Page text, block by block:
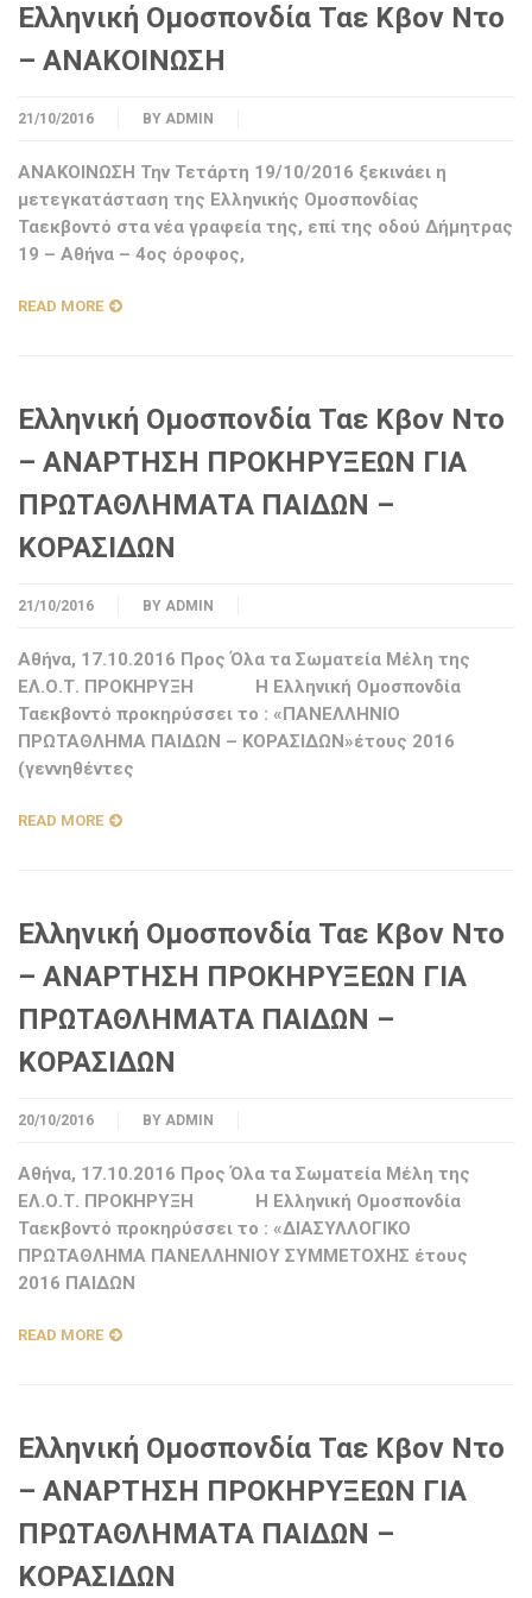
Ελληνική Ομοσπονδία Ταε Κβον Ντο
– ΑΝΑΚΟΙΝΩΣΗ
21/10/2016 BY ADMIN
ΑΝΑΚΟΙΝΩΣΗ Την Τετάρτη 19/10/2016 ξεκινάει η
μετεγκατάσταση της Ελληνικής Ομοσπονδίας
Ταεκβοντό στα νέα γραφεία της, επί της οδού Δήμητρας
19 – Αθήνα – 4ος όροφος,
READ MORE
Ελληνική Ομοσπονδία Ταε Κβον Ντο
– ΑΝΑΡΤΗΣΗ ΠΡΟΚΗΡΥΞΕΩΝ ΓΙΑ
ΠΡΩΤΑΘΛΗΜΑΤΑ ΠΑΙΔΩΝ –
ΚΟΡΑΣΙΔΩΝ
21/10/2016 BY ADMIN
Αθήνα, 17.10.2016 Προς Όλα τα Σωματεία Μέλη της
ΕΛ.Ο.Τ. ΠΡΟΚΗΡΥΞΗ Η Ελληνική Ομοσπονδία
Ταεκβοντό προκηρύσσει το : «ΠΑΝΕΛΛΗΝΙΟ
ΠΡΩΤΑΘΛΗΜΑ ΠΑΙΔΩΝ – ΚΟΡΑΣΙΔΩΝ»έτους 2016
(γεννηθέντες
READ MORE
Ελληνική Ομοσπονδία Ταε Κβον Ντο
– ΑΝΑΡΤΗΣΗ ΠΡΟΚΗΡΥΞΕΩΝ ΓΙΑ
ΠΡΩΤΑΘΛΗΜΑΤΑ ΠΑΙΔΩΝ –
ΚΟΡΑΣΙΔΩΝ
20/10/2016 BY ADMIN
Αθήνα, 17.10.2016 Προς Όλα τα Σωματεία Μέλη της
ΕΛ.Ο.Τ. ΠΡΟΚΗΡΥΞΗ Η Ελληνική Ομοσπονδία
Ταεκβοντό προκηρύσσει το : «ΔΙΑΣΥΛΛΟΓΙΚΟ
ΠΡΩΤΑΘΛΗΜΑ ΠΑΝΕΛΛΗΝΙΟΥ ΣΥΜΜΕΤΟΧΗΣ έτους
2016 ΠΑΙΔΩΝ
READ MORE
Ελληνική Ομοσπονδία Ταε Κβον Ντο
– ΑΝΑΡΤΗΣΗ ΠΡΟΚΗΡΥΞΕΩΝ ΓΙΑ
ΠΡΩΤΑΘΛΗΜΑΤΑ ΠΑΙΔΩΝ –
ΚΟΡΑΣΙΔΩΝ